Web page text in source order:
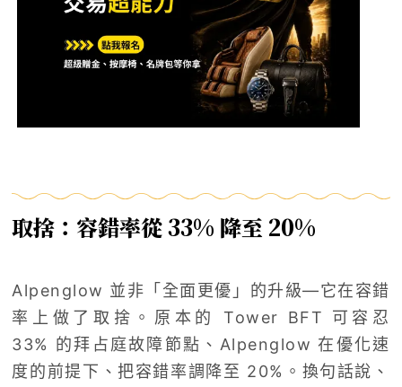
取捨：容錯率從 33% 降至 20%
Alpenglow 並非「全面更優」的升級—它在容錯
率上做了取捨。原本的 Tower BFT 可容忍
33% 的拜占庭故障節點、Alpenglow 在優化速
度的前提下、把容錯率調降至 20%。換句話說、